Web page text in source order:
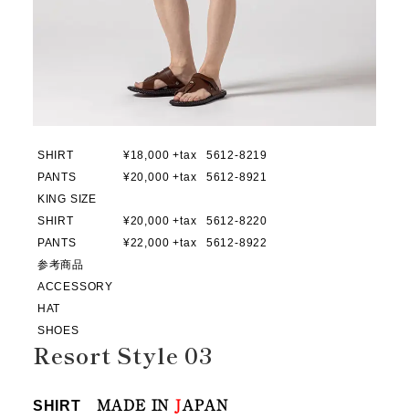
SHIRT ¥18,000 +tax
5612-8219
PANTS
¥20,000 +tax
5612-8921
KING SIZE
SHIRT
¥20,000 +tax
5612-8220
PANTS
¥22,000 +tax
5612-8922
参考商品
ACCESSORY
HAT
SHOES
Resort Style 03
SHIRT MADE IN JAPAN